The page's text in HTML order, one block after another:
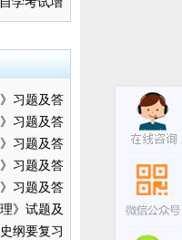
习题及答
习题及答
习题及答
习题及答
习题及答
》试题及
纲要复习